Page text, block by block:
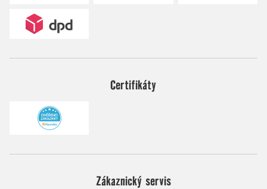
Certifikáty
Zákaznický servis